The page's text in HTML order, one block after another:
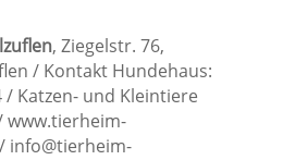
, Ziegelstr. 76,
/ Kontakt Hundehaus:
/ Katzen- und Kleintiere
www.tierheim-
info@tierheim-